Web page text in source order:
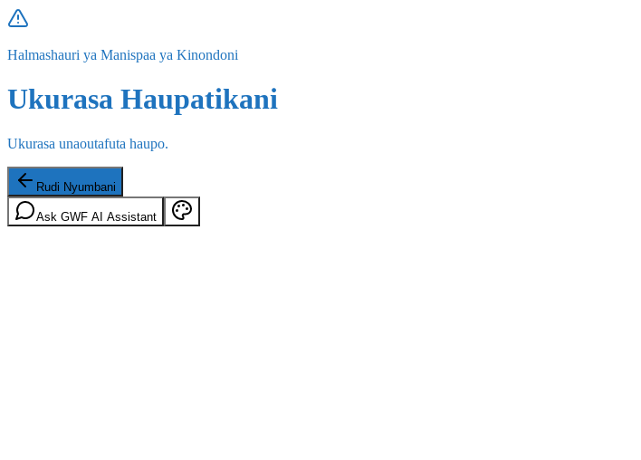
Halmashauri ya Manispaa ya Kinondoni
Ukurasa Haupatikani
Ukurasa unaoutafuta haupo.
Rudi Nyumbani
Ask GWF AI Assistant